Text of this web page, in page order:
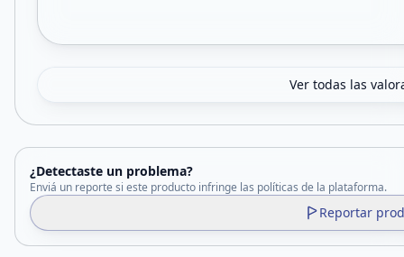
Ver todas las
¿Detectaste un problema?
Enviá un reporte si este producto infringe las políticas de la plataforma.
Reportar